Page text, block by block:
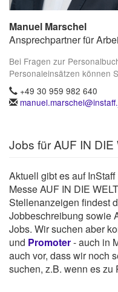
Manuel Marschel
Ansprechpartner für
Bei Fragen zur
Personaleinsätzen können
+49 30 959 982 640
Jobs für AUF IN
Aktuell gibt es auf
Messe AUF IN DIE
Stellenanzeigen findest
Jobbeschreibung sowie
Jobs. Wir suchen aber
und Promoter- auch in
auch vor, dass wir noch
suchen, z.B. wenn es